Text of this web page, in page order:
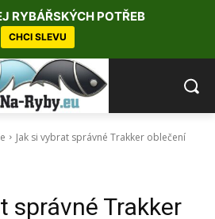
Jak si vybrat správné Trakker oblečení
správné Trakker
RYBÁŘSKÝCH POTŘEB
CHCI SLEVU